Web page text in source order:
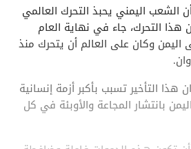
الشعب اليمني يحبذ التحرك العالمي
هذا التحرك، جاء في نهاية العام
وكان علی العالم أن يتحرك منذ
هذا التأخير تسبب بأكبر أزمة إنسانية
بانتشار المجاعة والأوبئة في كل